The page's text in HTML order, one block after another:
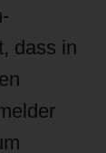
dass in